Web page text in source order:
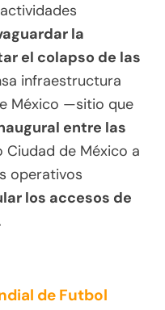
la
el colapso de las
infraestructura
México —sitio que
entre las
Ciudad de México a
operativos
los accesos de
de Futbol